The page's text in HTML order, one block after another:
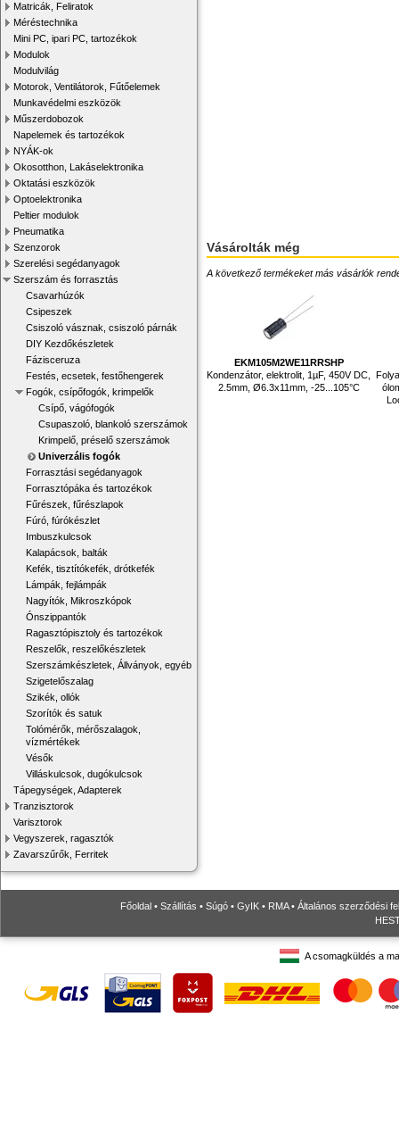
Matricák, Feliratok
Méréstechnika
Mini PC, ipari PC, tartozékok
Modulok
Modulvilág
Motorok, Ventilátorok, Fűtőelemek
Munkavédelmi eszközök
Műszerdobozok
Napelemek és tartozékok
NYÁK-ok
Okosotthon, Lakáselektronika
Oktatási eszközök
Optoelektronika
Peltier modulok
Pneumatika
Szenzorok
Szerelési segédanyagok
Szerszám és forrasztás
Csavarhúzók
Csipeszek
Csiszoló vásznak, csiszoló párnák
DIY Kezdőkészletek
Fázisceruza
Festés, ecsetek, festőhengerek
Fogók, csípőfogók, krimpelők
Csípő, vágófogók
Csupaszoló, blankoló szerszámok
Krimpelő, préselő szerszámok
Univerzális fogók
Forrasztási segédanyagok
Forrasztópáka és tartozékok
Fűrészek, fűrészlapok
Fúró, fúrókészlet
Imbuszkulcsok
Kalapácsok, balták
Kefék, tisztítókefék, drótkefék
Lámpák, fejlámpák
Nagyítók, Mikroszkópok
Ónszippantók
Ragasztópisztoly és tartozékok
Reszelők, reszelőkészletek
Szerszámkészletek, Állványok, egyéb
Szigetelőszalag
Szikék, ollók
Szorítók és satuk
Tolómérők, mérőszalagok,
vízmértékek
Vésők
Villáskulcsok, dugókulcsok
Tápegységek, Adapterek
Tranzisztorok
Varisztorok
Vegyszerek, ragasztók
Zavarszűrők, Ferritek
Vásárolták még
A következő termékeket más vásárlók
EKM105M2WE11RRSHP
Kondenzátor, elektrolit, 1µF, 450V DC,
2.5mm, Ø6.3x11mm, -25...105°C
Főoldal • Szállítás • Súgó • GyIK • RMA• Általános szerződési
A csomagküldés a